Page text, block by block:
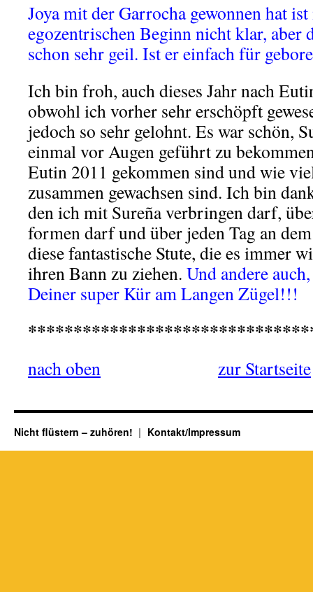
Joya mit der Garrocha gewonnen hat
egozentrischen Beginn nicht klar, aber
schon sehr geil. Ist er einfach für
Ich bin froh, auch dieses Jahr nach
obwohl ich vorher sehr erschöpft
jedoch so sehr gelohnt. Es war schön,
einmal vor Augen geführt zu
Eutin 2011 gekommen sind und wie
zusammen gewachsen sind. Ich bin
den ich mit Sureña verbringen darf,
formen darf und über jeden Tag an
diese fantastische Stute, die es immer
ihren Bann zu ziehen. Und andere
Deiner super Kür am Langen Zügel!!!
nach oben zur Startseite
Nicht flüstern – zuhören! Kontakt/Impressum